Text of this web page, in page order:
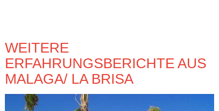
WEITERE
ERFAHRUNGSBERICHTE AUS
MALAGA/ LA BRISA